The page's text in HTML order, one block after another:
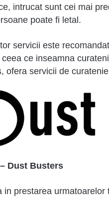
intrucat sunt cei mai
poate fi letal.
servicii este
ce inseamna
ofera servicii de
Dust Busters
in prestarea